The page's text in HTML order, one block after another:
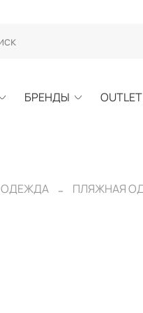
БРЕНДЫ OUTLET
ОДЕЖДА ПЛЯЖНАЯ